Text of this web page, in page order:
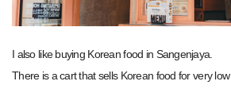
I also like buying Korean food in Sangenjaya.
There is a cart that sells Korean food for very